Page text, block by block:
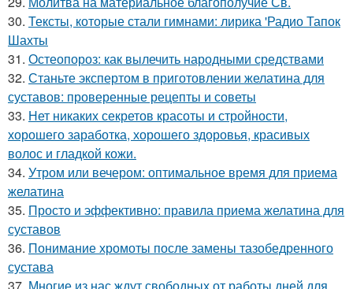
30. Тексты, которые стали гимнами: лирика 'Радио Тапок
Шахты
31. Остеопороз: как вылечить народными средствами
32. Станьте экспертом в приготовлении желатина для
суставов: проверенные рецепты и советы
33. Нет никаких секретов красоты и стройности,
хорошего заработка, хорошего здоровья, красивых
волос и гладкой кожи.
34. Утром или вечером: оптимальное время для приема
желатина
35. Просто и эффективно: правила приема желатина для
суставов
36. Понимание хромоты после замены тазобедренного
сустава